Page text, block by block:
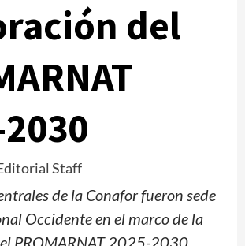
del
Staff
de la Conafor fueron sede
Occidente en el marco de la
PROMARNAT 2025-2030.